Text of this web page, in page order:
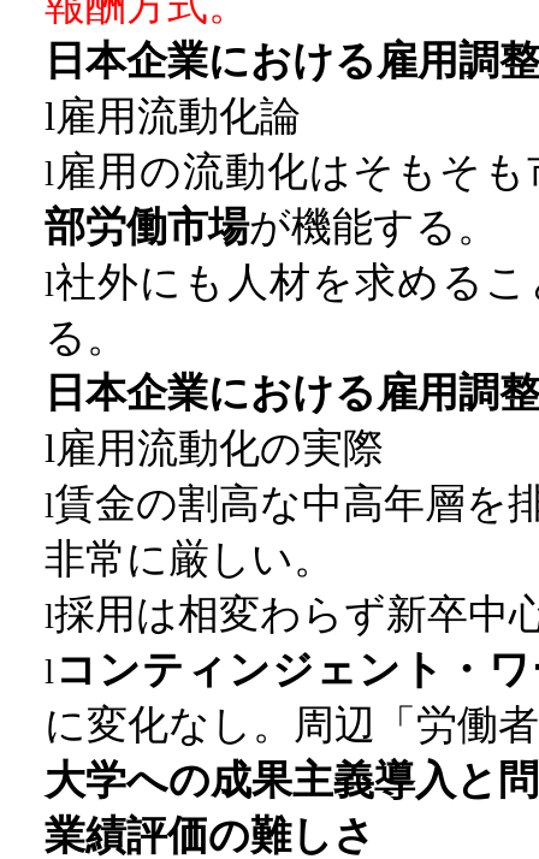
日本企業における雇用調
l 雇用流動化論
l 雇用の流動化はそもそ
部労働市場が機能する。
l社外にも人材を求める
る。
日本企業における雇用調
l 雇用流動化の実際
l賃金の割高な中高年層を
非常に厳しい。
l採用は相変わらず新卒中
l コンティンジェント・
に変化なし。周辺「労働
大学への成果主義導入と
業績評価の難しさ